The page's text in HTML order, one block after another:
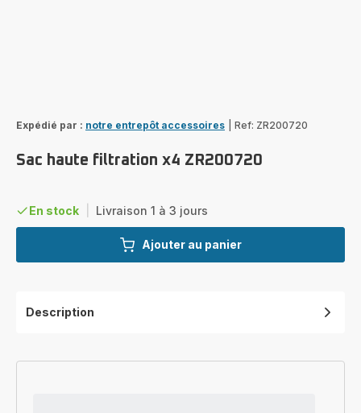
Expédié par : notre entrepôt accessoires Ref: ZR200720
Sac haute filtration x4 ZR200720
En stock Livraison 1 à 3 jours
Ajouter au panier
Description